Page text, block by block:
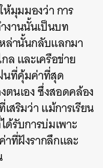
ห้มุมมองว่า การ
งานนั้นเป็นบท
ล่านั้นกลับแลกมา
ล และเครือข่าย
นที่คุ้มค่าที่สุด
นเอง ซึ่งสอดคล้อง
ริมว่า แม้การเรียน
ด้รับการบ่มเพาะ
ที่ฝังรากลึกและ